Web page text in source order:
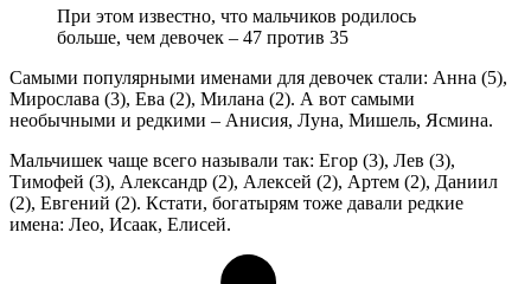
При этом известно, что мальчиков родилось
больше, чем девочек – 47 против 35
Самыми популярными именами для девочек стали: Анна (5),
Мирослава (3), Ева (2), Милана (2). А вот самыми
необычными и редкими – Анисия, Луна, Мишель, Ясмина.
Мальчишек чаще всего называли так: Егор (3), Лев (3),
Тимофей (3), Александр (2), Алексей (2), Артем (2), Даниил
(2), Евгений (2). Кстати, богатырям тоже давали редкие
имена: Лео, Исаак, Елисей.